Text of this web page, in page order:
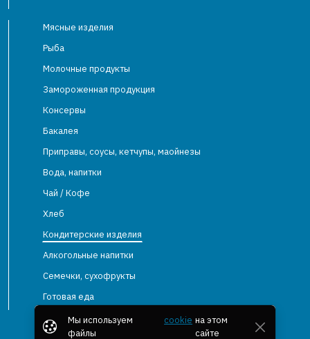
Мы используем
файлы
cookie на этом
сайте
Мясные изделия
Рыба
Молочные продукты
Замороженная продукция
Консервы
Бакалея
Приправы, соусы, кетчупы, маойнезы
Вода, напитки
Чай / Кофе
Хлеб
Кондитерские изделия
Алкогольные напитки
Семечки, сухофрукты
Готовая еда